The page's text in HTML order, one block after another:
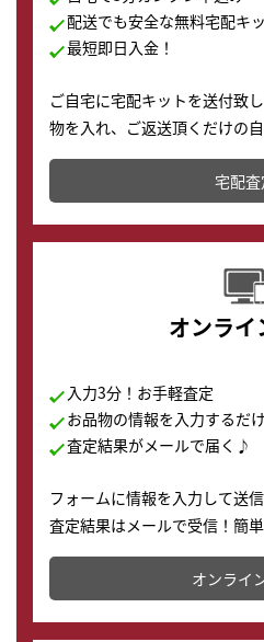
配送でも安全な無料宅配キ
最短即日入金！
ご自宅に宅配キットを送付致
物を入れ、ご返送頂くだけの
テムです。
配送でも簡単&安全に査定・
す。
宅配査
オンライ
入力3分！お手軽査定
お品物の情報を入力するだけ
査定結果がメールで届く♪
フォームに情報を入力して送信
査定結果はメールで受信！簡
かります。
オンライ